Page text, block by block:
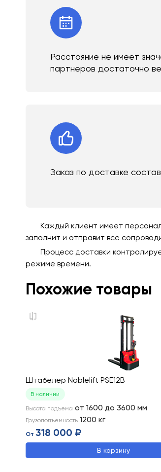
Расстояние не имеет
партнеров достаточно
Заказ по доставке
Каждый клиент имеет
заполнит и отправит все
Процесс доставки
режиме времени.
Похожие товары
Штабелер Noblelift PSE12B
В наличии
Высота подъема от 1600 до 3600 мм
Грузоподъемность 1200 кг
От 318 000 ₽
В корзину